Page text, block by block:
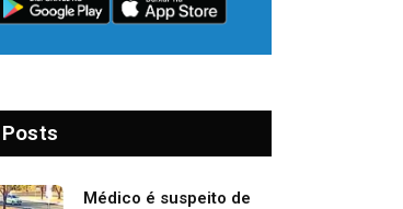
Médico é suspeito de